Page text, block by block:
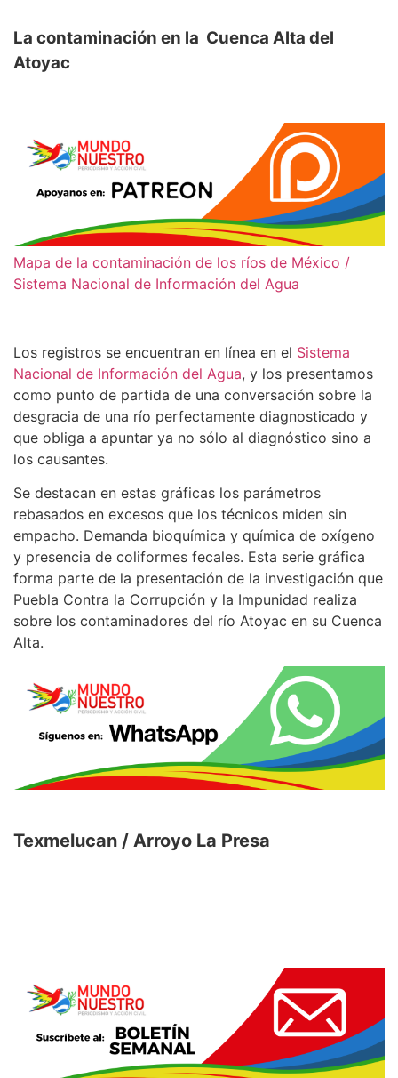
La contaminación en la Cuenca Alta del
Atoyac
Mapa de la contaminación de los ríos de México /
Sistema Nacional de Información del Agua
Los registros se encuentran en línea en el Sistema
Nacional de Información del Agua, y los presentamos
como punto de partida de una conversación sobre la
desgracia de una río perfectamente diagnosticado y
que obliga a apuntar ya no sólo al diagnóstico sino a
los causantes.
Se destacan en estas gráficas los parámetros
rebasados en excesos que los técnicos miden sin
empacho. Demanda bioquímica y química de oxígeno
y presencia de coliformes fecales. Esta serie gráfica
forma parte de la presentación de la investigación que
Puebla Contra la Corrupción y la Impunidad realiza
sobre los contaminadores del río Atoyac en su Cuenca
Alta.
Texmelucan / Arroyo La Presa